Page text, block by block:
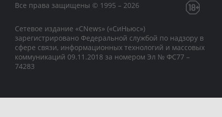
Все права защищены © 1995 – 2026
Сетевое издание «CNews» («СиНьюс»)
зарегистрировано Федеральной службой по надзору в
сфере связи, информационных технологий и массовых
коммуникаций 09.11.2018 за номером Эл № ФС77 –
74283